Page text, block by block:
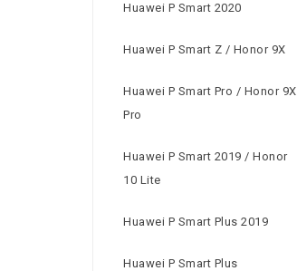
Huawei P Smart 2020
Huawei P Smart Z / Honor 9X
Huawei P Smart Pro / Honor 9X
Pro
Huawei P Smart 2019 / Honor
10 Lite
Huawei P Smart Plus 2019
Huawei P Smart Plus